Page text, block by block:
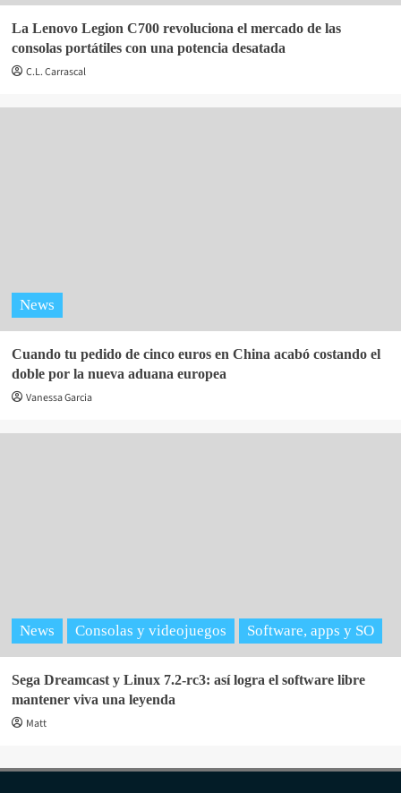
La Lenovo Legion C700 revoluciona el mercado de las
consolas portátiles con una potencia desatada
C.L. Carrascal
News
Cuando tu pedido de cinco euros en China acabó costando el
doble por la nueva aduana europea
Vanessa Garcia
News Consolas y videojuegos Software, apps y SO
Sega Dreamcast y Linux 7.2-rc3: así logra el software libre
mantener viva una leyenda
Matt